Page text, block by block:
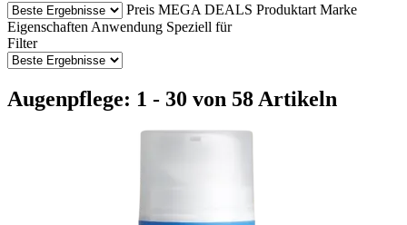
Preis MEGA DEALS Produktart Marke
Eigenschaften Anwendung Speziell für
Filter
Augenpflege: 1 - 30 von 58 Artikeln